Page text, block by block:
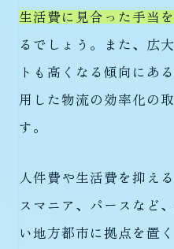
生活費に見合った手当
るでしょう。また、広
トも高くなる傾向にあ
用した物流の効率化の
す。
人件費や生活費を抑え
スマニア、パースなど
い地方都市に拠点を置